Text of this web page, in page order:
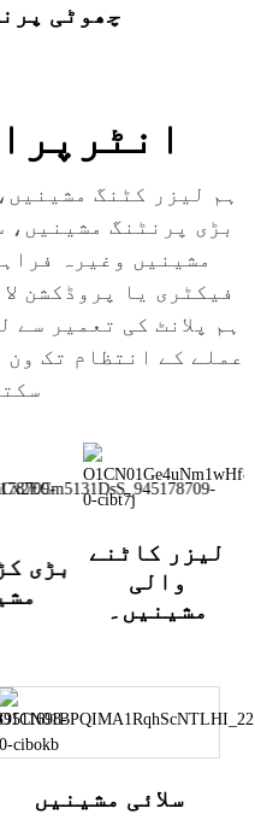
چھوٹی
ہم لیزر کٹنگ
بڑی پرنٹنگ مشینیں،
مشینیں وغیرہ
فیکٹری یا پروڈکشن
ہم پلانٹ کی تعمیر سے
عملے کے انتظام تک ون
بڑی
لیزر کاٹنے
والی
مشینیں۔
سلائی مشینیں